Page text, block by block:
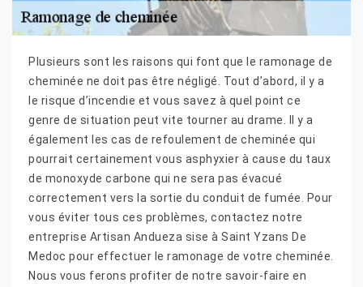
Plusieurs sont les raisons qui font que le ramonage de
cheminée ne doit pas être négligé. Tout d’abord, il y a
le risque d’incendie et vous savez à quel point ce
genre de situation peut vite tourner au drame. Il y a
également les cas de refoulement de cheminée qui
pourrait certainement vous asphyxier à cause du taux
de monoxyde carbone qui ne sera pas évacué
correctement vers la sortie du conduit de fumée. Pour
vous éviter tous ces problèmes, contactez notre
entreprise Artisan Andueza sise à Saint Yzans De
Medoc pour effectuer le ramonage de votre cheminée.
Nous vous ferons profiter de notre savoir-faire en